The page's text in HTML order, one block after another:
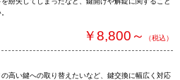
￥8,800～ （税込）
高い鍵への取り替えたいなど、鍵交換に幅広く対応